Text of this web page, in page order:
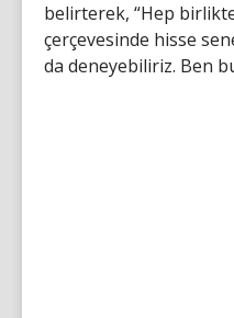
belirterek, “Hep birlikte
çerçevesinde hisse
da deneyebiliriz. Ben